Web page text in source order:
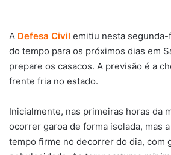
A Defesa Civil emitiu nesta
do tempo para os próximos dias em
prepare os casacos. A previsão é a
frente fria no estado.
Inicialmente, nas primeiras horas da
ocorrer garoa de forma isolada, mas
tempo firme no decorrer do dia, com